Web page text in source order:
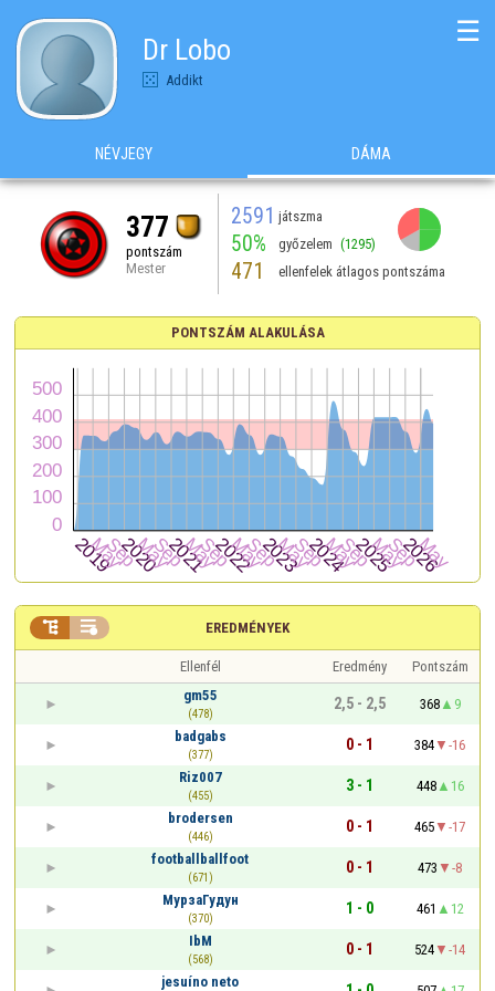
Dr Lobo
Addikt
☰
NÉVJEGY DÁMA
377
pontszám
Mester
2591 játszma
50% győzelem (1295)
471 ellenfelek átlagos pontszáma
PONTSZÁM ALAKULÁSA
EREDMÉNYEK
 
Ellenfél Eredmény
Pontszám
gm55
(478)
2,5 - 2,5 368
9
badgabs
(377)
0 - 1 384
-16
Riz007
(455)
3 - 1 448
16
brodersen
(446)
0 - 1 465
-17
footballballfoot
(671)
0 - 1 473
-8
МурзаГудун
(370)
1 - 0 461
12
IbM
(568)
0 - 1 524
-14
jesuíno neto